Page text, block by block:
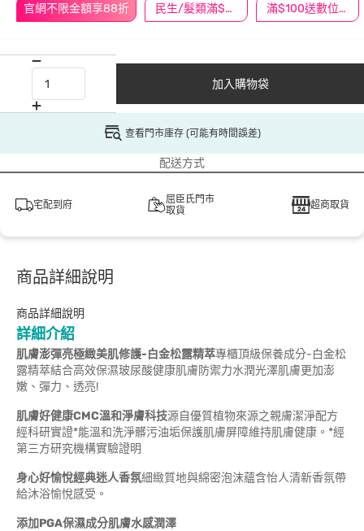
官網不限金額享88折 民生/髮類滿$388送舒潔冰巾 滿$100送數位印花
加入購物袋
查看門市庫存 (可能有時間誤差)
配送方式
宅配到府
屈臣氏門市
取貨
超商取貨
商品詳細說明
商品詳細說明
詳細介紹
肌膚澎彈亮極緻美肌修護-白金松露精萃專櫃頂級保養成分-白金松
露精萃結合高效保濕玻尿酸健康肌膚防禦力水潤光澤肌膚更加澎
嫩、彈力、透亮!
肌膚好健康CMC溫和淨膚科技源自優質植物來源之親膚潔淨配方
經科研實證*能溫和洗淨髒污油垢保護肌膚屏障維持肌膚健康。*經
第三方研究機構實驗證明
身心好愉悅經典迷人香氛細緻質地與綿密泡沫蘊含怡人清新香氛帶
給沐浴愉悅感受。
添加PGA保濕成分肌膚水感潤澤